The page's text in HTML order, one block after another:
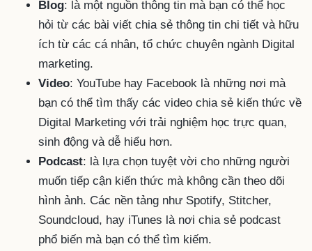
Blog: là một nguồn thông tin mà bạn có thể học
hỏi từ các bài viết chia sẻ thông tin chi tiết và hữu
ích từ các cá nhân, tổ chức chuyên ngành Digital
marketing.
Video: YouTube hay Facebook là những nơi mà
bạn có thể tìm thấy các video chia sẻ kiến thức về
Digital Marketing với trải nghiệm học trực quan,
sinh động và dễ hiểu hơn.
Podcast: là lựa chọn tuyệt vời cho những người
muốn tiếp cận kiến thức mà không cần theo dõi
hình ảnh. Các nền tảng như Spotify, Stitcher,
Soundcloud, hay iTunes là nơi chia sẻ podcast
phổ biến mà bạn có thể tìm kiếm.